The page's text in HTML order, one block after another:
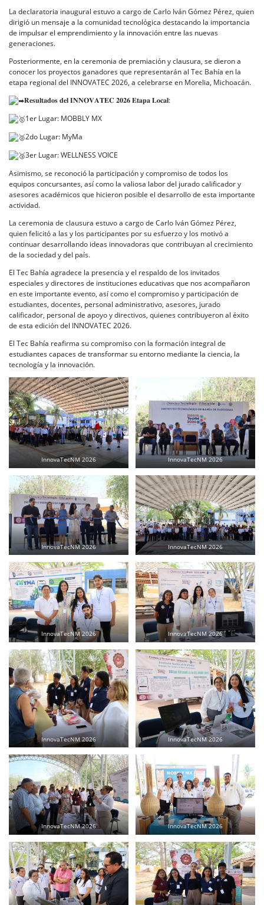
La declaratoria inaugural estuvo a cargo de Carlo Iván Gómez Pérez, quien
dirigió un mensaje a la comunidad tecnológica destacando la importancia
de impulsar el emprendimiento y la innovación entre las nuevas
generaciones.
Posteriormente, en la ceremonia de premiación y clausura, se dieron a
conocer los proyectos ganadores que representarán al Tec Bahía en la
etapa regional del INNOVATEC 2026, a celebrarse en Morelia, Michoacán.
𝐑𝐞𝐬𝐮𝐥𝐭𝐚𝐝𝐨𝐬 𝐝𝐞𝐥 𝐈𝐍𝐍𝐎𝐕𝐀𝐓𝐄𝐂 𝟐𝟎𝟐𝟔 𝐄𝐭𝐚𝐩𝐚 𝐋𝐨𝐜𝐚𝐥:
1er Lugar: MOBBLY MX
2do Lugar: MyMa
3er Lugar: WELLNESS VOICE
Asimismo, se reconoció la participación y compromiso de todos los
equipos concursantes, así como la valiosa labor del jurado calificador y
asesores académicos que hicieron posible el desarrollo de esta importante
actividad.
La ceremonia de clausura estuvo a cargo de Carlo Iván Gómez Pérez,
quien felicitó a las y los participantes por su esfuerzo y los motivó a
continuar desarrollando ideas innovadoras que contribuyan al crecimiento
de la sociedad y del país.
El Tec Bahía agradece la presencia y el respaldo de los invitados
especiales y directores de instituciones educativas que nos acompañaron
en este importante evento, así como el compromiso y participación de
estudiantes, docentes, personal administrativo, asesores, jurado
calificador, personal de apoyo y directivos, quienes contribuyeron al éxito
de esta edición del INNOVATEC 2026.
El Tec Bahía reafirma su compromiso con la formación integral de
estudiantes capaces de transformar su entorno mediante la ciencia, la
tecnología y la innovación.
InnovaTecNM 2026 InnovaTecNM 2026
InnovaTecNM 2026 InnovaTecNM 2026
InnovaTecNM 2026 InnovaTecNM 2026
InnovaTecNM 2026 InnovaTecNM 2026
InnovaTecNM 2026 InnovaTecNM 2026